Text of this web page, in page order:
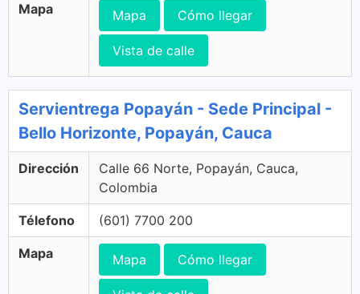
Mapa Mapa Cómo llegar
Vista de calle
Servientrega Popayán - Sede Principal -
Bello Horizonte, Popayán, Cauca
Dirección
Calle 66 Norte, Popayán, Cauca,
Colombia
Télefono (601) 7700 200
Mapa Mapa Cómo llegar